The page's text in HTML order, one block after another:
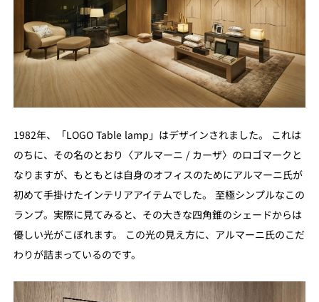
1982年、「LOGO Table lamp」はデザインされました。 これは
のちに、その名のとおり〈アルマーニ / カーザ〉のロゴマークと
なりますが、もともとは自身のオフィスのためにアルマーニ氏が
初めて手掛けたインテリアアイテムでした。 至極シンプルなこの
ランプ。実際に見てみると、その大きな四角錐のシェードからは
優しい光がこぼれます。 この光の見え方に、アルマーニ氏のこだ
わりが詰まっているのです。